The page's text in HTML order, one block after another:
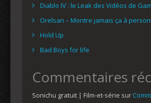
Diablo IV : le Leak des Vidéos de
Orelsan – Montre jamais ça à
Hold Up
Bad Boys for life
Commentaires
Sonichu gratuit | Film-et-série sur